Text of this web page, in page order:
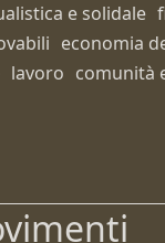
e solidale
economia
lavoro comunità